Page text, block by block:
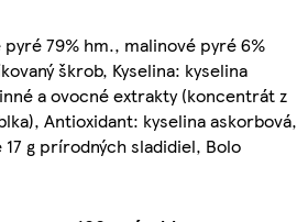
79% hm., malinové pyré 6%
škrob, Kyselina: kyselina
a ovocné extrakty (koncentrát z
Antioxidant: kyselina askorbová,
g prírodných sladidiel, Bolo